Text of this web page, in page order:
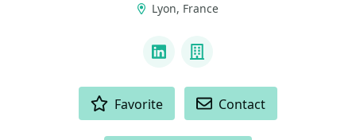
Lyon, France
LinkedInCompany
Favorite Contact